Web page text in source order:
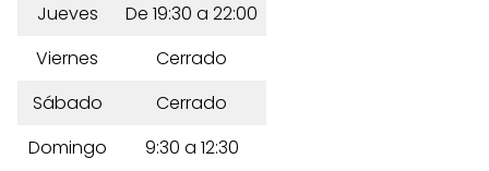
Jueves
De 19:30 a 22:00
Viernes
Cerrado
Sábado
Cerrado
Domingo
9:30 a 12:30